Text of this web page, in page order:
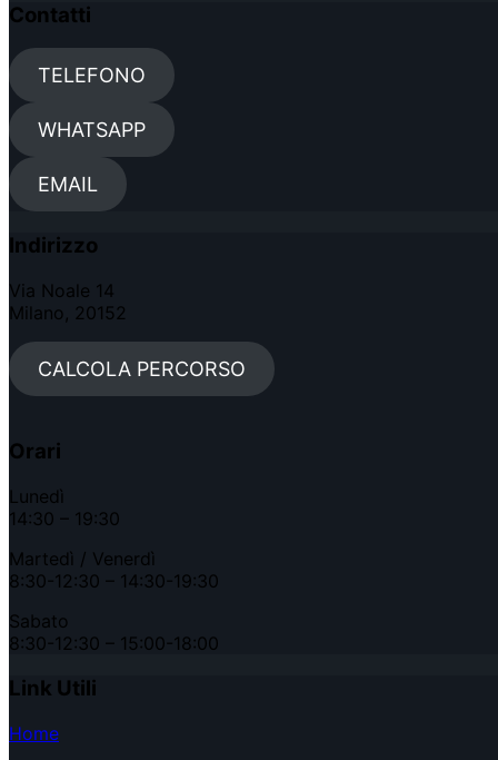
Contatti
TELEFONO
WHATSAPP
EMAIL
Indirizzo
Via Noale 14
Milano, 20152
CALCOLA PERCORSO
Orari
Lunedì
14:30 – 19:30
Martedì / Venerdì
8:30-12:30 – 14:30-19:30
Sabato
8:30-12:30 – 15:00-18:00
Link Utili
Home